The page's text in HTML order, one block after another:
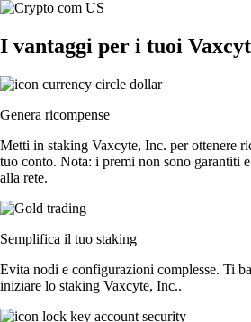
I vantaggi per i tuoi
Genera ricompense
Metti in staking Vaxcyte, Inc. per ottenere
tuo conto. Nota: i premi non sono garantiti
alla rete.
Semplifica il tuo staking
Evita nodi e configurazioni complesse. Ti
iniziare lo staking Vaxcyte, Inc..